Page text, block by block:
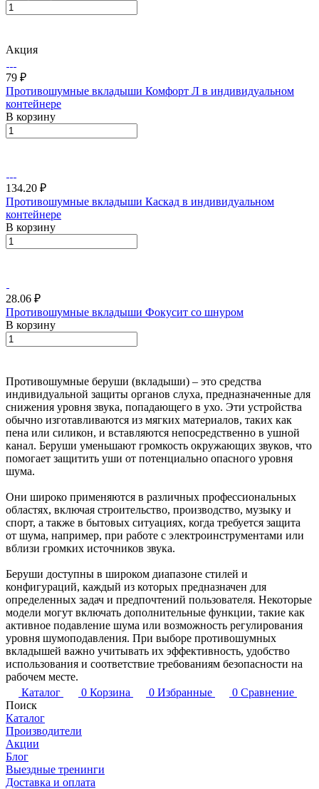
Акция
79 ₽
Противошумные вкладыши Комфорт Л в индивидуальном
контейнере
В корзину
134.20 ₽
Противошумные вкладыши Каскад в индивидуальном
контейнере
В корзину
28.06 ₽
Противошумные вкладыши Фокусит со шнуром
В корзину
Противошумные беруши (вкладыши) – это средства
индивидуальной защиты органов слуха, предназначенные для
снижения уровня звука, попадающего в ухо. Эти устройства
обычно изготавливаются из мягких материалов, таких как
пена или силикон, и вставляются непосредственно в ушной
канал. Беруши уменьшают громкость окружающих звуков, что
помогает защитить уши от потенциально опасного уровня
шума.
Они широко применяются в различных профессиональных
областях, включая строительство, производство, музыку и
спорт, а также в бытовых ситуациях, когда требуется защита
от шума, например, при работе с электроинструментами или
вблизи громких источников звука.
Беруши доступны в широком диапазоне стилей и
конфигураций, каждый из которых предназначен для
определенных задач и предпочтений пользователя. Некоторые
модели могут включать дополнительные функции, такие как
активное подавление шума или возможность регулирования
уровня шумоподавления. При выборе противошумных
вкладышей важно учитывать их эффективность, удобство
использования и соответствие требованиям безопасности на
рабочем месте.
Каталог
0 Корзина 0 Избранные 0 Сравнение
Поиск
Каталог
Производители
Акции
Блог
Выездные тренинги
Доставка и оплата